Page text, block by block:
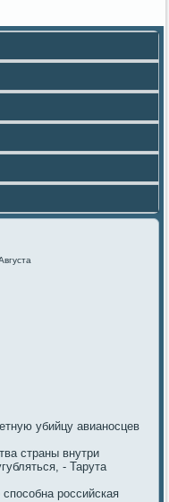
убийцу авианосцев
страны внутри
- Тарута
российская